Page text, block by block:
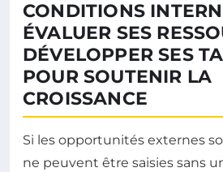
CONDITIONS
ÉVALUER SES
DÉVELOPPER SES
POUR SOUTENIR LA
CROISSANCE
Si les opportunités externes
ne peuvent être saisies sans